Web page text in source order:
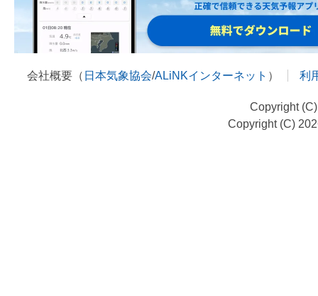
会社概要（ 日本気象協会/ALiNKインターネット ） 利
Copyright
Copyright (C)